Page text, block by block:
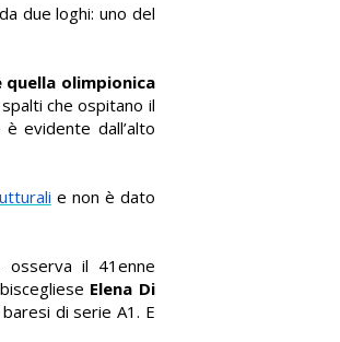
due loghi: uno del
quella olimpionica
che ospitano il
è evidente dall’alto
e non è dato
osserva il 41enne
Elena Di
di serie A1. E